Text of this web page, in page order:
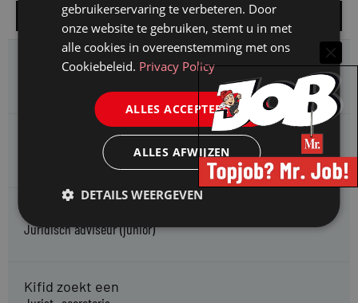
Alle vacatures
HMP zoekt een
Gemeente Meppel zoekt een
Juridisch Adviseur
Juridisch adviseur (junior)
Kifid zoekt een
gebruikerservaring te verbeteren. Door
onze website te gebruiken, stemt u in met
alle cookies in overeenstemming met ons
Cookiebeleid. Privacy Policy
ALLES ACCEPTEREN
ALLES AFWIJZEN
DETAILS WEERGEVEN